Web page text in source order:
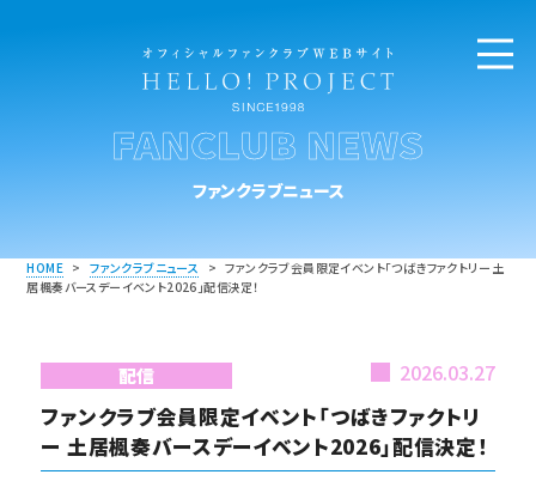
FANCLUB NEWS
ファンクラブニュース
HOME > ファンクラブニュース > ファンクラブ会員限定イベント「つばきファクトリー 土
居楓奏バースデーイベント2026」配信決定！
配信 2026.03.27
ファンクラブ会員限定イベント「つばきファクトリ
ー 土居楓奏バースデーイベント2026」配信決定！